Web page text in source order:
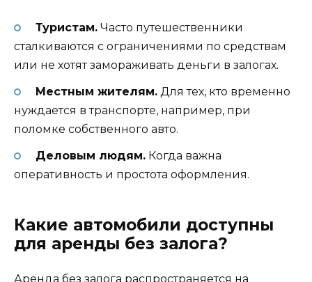
Туристам.Часто путешественники
сталкиваются с ограничениями по средствам
или не хотят замораживать деньги в залогах.
Местным жителям.Для тех, кто временно
нуждается в транспорте, например, при
поломке собственного авто.
Деловым людям.Когда важна
оперативность и простота оформления.
Какие автомобили доступны
для аренды без залога?
Аренда без залога распространяется на